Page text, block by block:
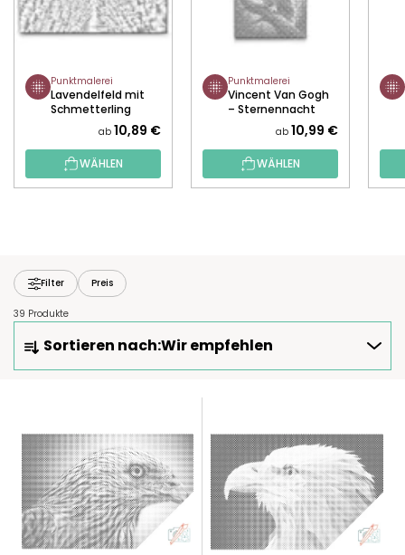
Punktmalerei
Lavendelfeld mit
Schmetterling
ab 10,89 €
WÄHLEN
Punktmalerei
Vincent Van Gogh
– Sternennacht
und die Eule
ab 10,99 €
WÄHLEN
Filter Preis
39 Produkte
O
K
T
S
O
R
T
Sortieren nach:Wir empfehlen
S
T
D